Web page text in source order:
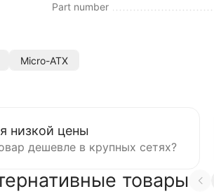
Part number
Micro-ATX
низкой цены
дешевле в крупных сетях?
товары